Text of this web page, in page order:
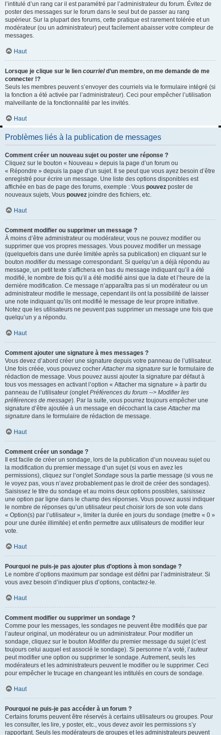
l’intitulé d’un rang car il est paramétré par l’administrateur du forum. Évitez de
poster des messages sur le forum dans le seul but de passer au rang
supérieur. Sur la plupart des forums, cette pratique est rarement tolérée et un
modérateur (ou un administrateur) peut facilement abaisser votre compteur de
messages.
Haut
Lorsque je clique sur le lien courrield’un membre, on me demande de me
connecter !?
Seuls les membres peuvent s’envoyer des courriels via le formulaire intégré (si
la fonction a été activée par l’administrateur). Ceci pour empêcher l’utilisation
malveillante de la fonctionnalité par les invités.
Haut
Problèmes liés à la publication de messages
Comment créer un nouveau sujet ou poster une réponse ?
Cliquez sur le bouton « Nouveau » depuis la page d’un forum ou
« Répondre » depuis la page d’un sujet. Il se peut que vous ayez besoin d’être
enregistré pour écrire un message. Une liste des options disponibles est
affichée en bas de page des forums, exemple : Vous pouvez poster de
nouveaux sujets, Vous pouvez joindre des fichiers, etc.
Haut
Comment modifier ou supprimer un message ?
À moins d’être administrateur ou modérateur, vous ne pouvez modifier ou
supprimer que vos propres messages. Vous pouvez modifier un message
(quelquefois dans une durée limitée après sa publication) en cliquant sur le
bouton modifierdu message correspondant. Si quelqu’un a déjà répondu au
message, un petit texte s’affichera en bas du message indiquant qu’il a été
modifié, le nombre de fois qu’il a été modifié ainsi que la date et l’heure de la
dernière modification. Ce message n’apparaîtra pas si un modérateur ou un
administrateur modifie le message, cependant ils ont la possibilité de laisser
une note indiquant qu’ils ont modifié le message de leur propre initiative.
Notez que les utilisateurs ne peuvent pas supprimer un message une fois que
quelqu’un y a répondu.
Haut
Comment ajouter une signature à mes messages ?
Vous devez d’abord créer une signature depuis votre panneau de l’utilisateur.
Une fois créée, vous pouvez cocherAttacher ma signature sur le formulaire de
rédaction de message. Vous pouvez aussi ajouter la signature par défaut à
tous vos messages en activant l’option « Attacher ma signature » à partir du
panneau de l’utilisateur (ongletPréférences du forum --> Modifier les
préférences de message). Par la suite, vous pourrez toujours empêcher une
signature d’être ajoutée à un message en décochant la caseAttacher ma
signature dans le formulaire de rédaction de message.
Haut
Comment créer un sondage ?
Il est facile de créer un sondage, lors de la publication d’un nouveau sujet ou
la modification du premier message d’un sujet (si vous en avez les
permissions), cliquez sur l’ongletSondage sous la partie message (si vous ne
le voyez pas, vous n’avez probablement pas le droit de créer des sondages).
Saisissez le titre du sondage et au moins deux options possibles, saisissez
une option par ligne dans le champ des réponses. Vous pouvez aussi indiquer
le nombre de réponses qu’un utilisateur peut choisir lors de son vote dans
« Option(s) par l’utilisateur », limiter la durée en jours du sondage (mettre « 0 »
pour une durée illimitée) et enfin permettre aux utilisateurs de modifier leur
vote.
Haut
Pourquoi ne puis-je pas ajouter plus d’options à mon sondage ?
Le nombre d’options maximum par sondage est défini par l’administrateur. Si
vous avez besoin d’indiquer plus d’options, contactez-le.
Haut
Comment modifier ou supprimer un sondage ?
Comme pour les messages, les sondages ne peuvent être modifiés que par
l’auteur original, un modérateur ou un administrateur. Pour modifier un
sondage, cliquez sur le bouton Modifierdu premier message du sujet (c’est
toujours celui auquel est associé le sondage). Si personne n’a voté, l’auteur
peut modifier une option ou supprimer le sondage. Autrement, seuls les
modérateurs et les administrateurs peuvent le modifier ou le supprimer. Ceci
pour empêcher le trucage en changeant les intitulés en cours de sondage.
Haut
Pourquoi ne puis-je pas accéder à un forum ?
Certains forums peuvent être réservés à certains utilisateurs ou groupes. Pour
les consulter, les lire, y poster, etc., vous devez avoir les permissions s’y
rapportant. Seuls les modérateurs de groupes et les administrateurs peuvent